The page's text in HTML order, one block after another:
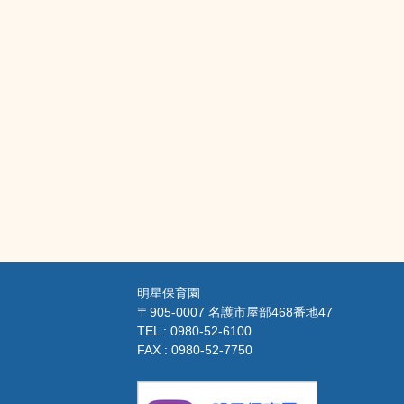
明星保育園
〒905-0007 名護市屋部468番地47
TEL : 0980-52-6100
FAX : 0980-52-7750